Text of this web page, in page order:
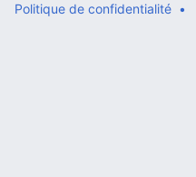
Politique de confidentialité